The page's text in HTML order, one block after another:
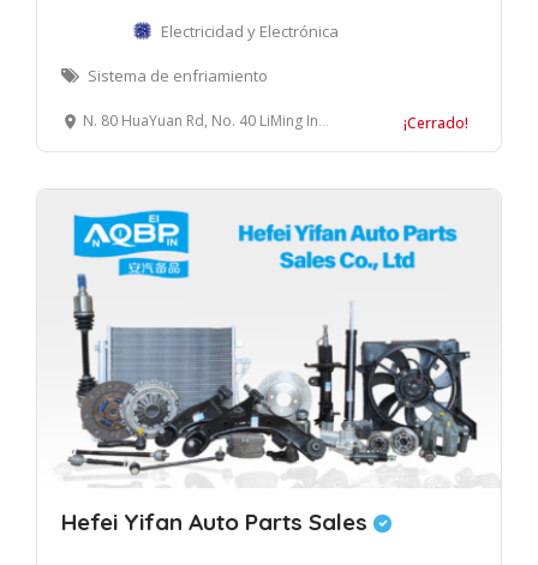
Electricidad y Electrónica
Sistema de enfriamiento
N. 80 HuaYuan Rd, No. 40 LiMing Industrial Zone, Lucheng District, Wenzhou, China ¡Cerrado!
Hefei Yifan Auto Parts Sales